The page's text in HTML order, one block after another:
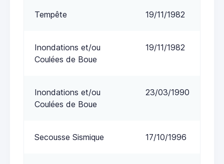
Tempête 19/11/1982
Inondations et/ou
Coulées de Boue
19/11/1982
Inondations et/ou
Coulées de Boue
23/03/1990
Secousse Sismique 17/10/1996